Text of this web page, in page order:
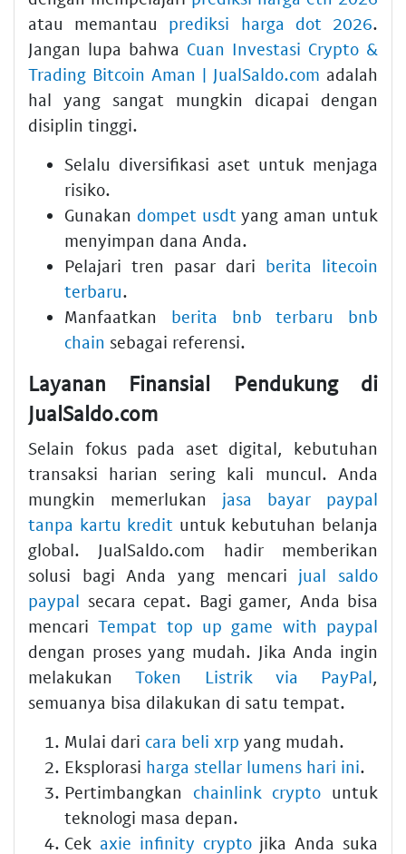
atau memantau prediksi harga dot 2026.
Jangan lupa bahwa Cuan Investasi Crypto &
Trading Bitcoin Aman | JualSaldo.com adalah
hal yang sangat mungkin dicapai dengan
disiplin tinggi.
Selalu diversifikasi aset untuk menjaga
risiko.
Gunakan dompet usdt yang aman untuk
menyimpan dana Anda.
Pelajari tren pasar dari berita litecoin
terbaru.
Manfaatkan berita bnb terbaru bnb
chain sebagai referensi.
Layanan Finansial Pendukung di
JualSaldo.com
Selain fokus pada aset digital, kebutuhan
transaksi harian sering kali muncul. Anda
mungkin memerlukan jasa bayar paypal
tanpa kartu kredit untuk kebutuhan belanja
global. JualSaldo.com hadir memberikan
solusi bagi Anda yang mencari jual saldo
paypal secara cepat. Bagi gamer, Anda bisa
mencariTempat top up game with paypal
dengan proses yang mudah. Jika Anda ingin
melakukanToken Listrik via PayPal,
semuanya bisa dilakukan di satu tempat.
Mulai dari cara beli xrp yang mudah.
Eksplorasi harga stellar lumens hari ini.
Pertimbangkan chainlink crypto untuk
teknologi masa depan.
Cek axie infinity cryptojika Anda suka